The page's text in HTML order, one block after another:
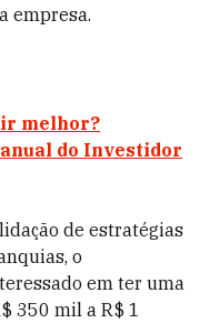
empresa.
melhor?
do Investidor
de estratégias
o
em ter uma
350 mil a R$ 1